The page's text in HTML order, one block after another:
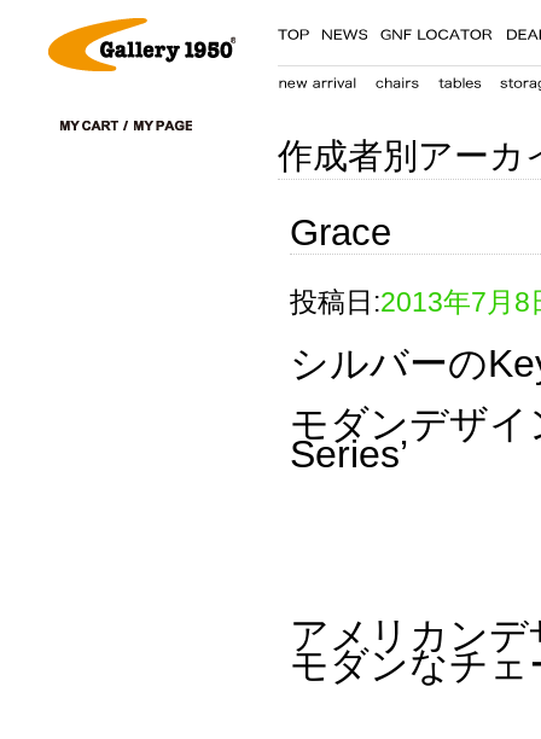
作成者別アー
Grace
投稿日:2013年7月8
シルバーの
モダンデザイ
Series’
アメリカン
モダンなチェ